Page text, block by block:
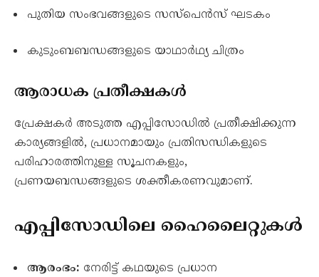
പുതിയ സംഭവങ്ങളുടെ സസ്പെൻസ് ഘടകം
കുടുംബബന്ധങ്ങളുടെ യാഥാർഥ്യ ചിത്രം
ആരാധക പ്രതീക്ഷകൾ
പ്രേക്ഷകർ അടുത്ത എപ്പിസോഡിൽ പ്രതീക്ഷിക്കുന്ന
കാര്യങ്ങളിൽ, പ്രധാനമായും പ്രതിസന്ധികളുടെ
പരിഹാരത്തിനുള്ള സൂചനകളും,
പ്രണയബന്ധങ്ങളുടെ ശക്തീകരണവുമാണ്.
എപ്പിസോഡിലെ ഹൈലൈറ്റുകൾ
ആരംഭം: നേരിട്ട് കഥയുടെ പ്രധാന